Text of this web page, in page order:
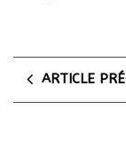
ARTICLE